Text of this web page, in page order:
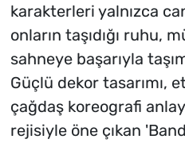
karakterleri yalnızca
onların taşıdığı ruhu,
sahneye başarıyla
Güçlü dekor tasarımı,
çağdaş koreografi
rejisiyle öne çıkan